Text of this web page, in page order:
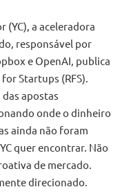
(YC), a aceleradora
responsável por
e OpenAI, publica
Startups (RFS).
apostas
onde o dinheiro
ainda não foram
quer encontrar. Não
de mercado.
direcionado.